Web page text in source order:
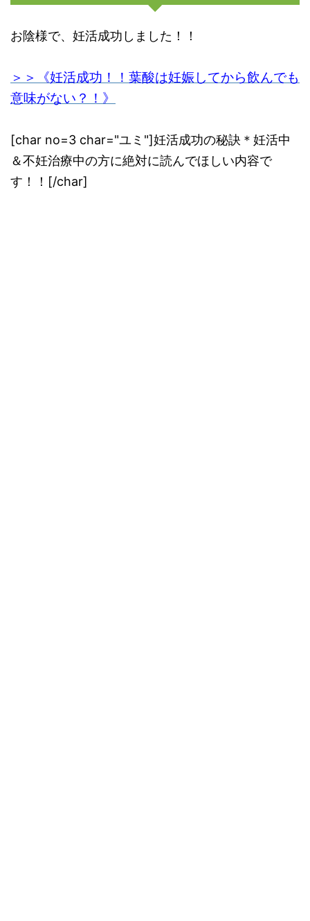
お陰様で、妊活成功しました！！
＞＞《妊活成功！！葉酸は妊娠してから飲んでも
意味がない？！》
[char no=3 char="ユミ"]妊活成功の秘訣＊妊活中
＆不妊治療中の方に絶対に読んでほしい内容で
す！！[/char]